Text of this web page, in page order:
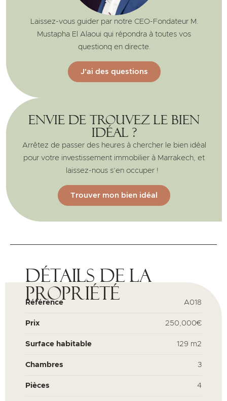
Envie de trouvez le bien
idéal ?
Arrêtez de passer des heures à chercher le bien idéal
pour votre investissement immobilier à Marrakech, et
laissez-nous s’en occuper !
Trouver mon bien idéal
Laissez-vous guider par notre CEO-Fondateur M.
Mustapha El Alaoui qui répondra à toutes vos
questionq en directe.
J'ai des questions
Détails de la
propriété
Référence A018
Prix 250,000€
Surface habitable 129 m2
Chambres 3
Pièces 4